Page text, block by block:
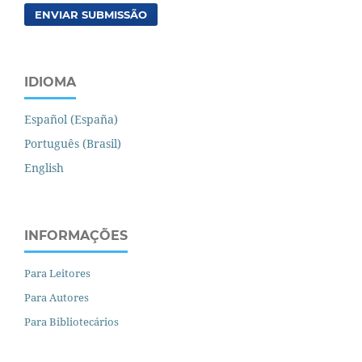
ENVIAR SUBMISSÃO
IDIOMA
Español (España)
Português (Brasil)
English
INFORMAÇÕES
Para Leitores
Para Autores
Para Bibliotecários